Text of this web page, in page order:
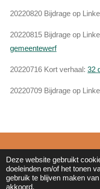
Deze website gebruikt
doeleinden en/of het tonen
gebruik te blijven maken
akkoord.
20220820 Bijdrage op
20220815 Bijdrage op
gemeentewerf
20220716 Kort verhaal: 32
20220709 Bijdrage op
© 2011 - 2026